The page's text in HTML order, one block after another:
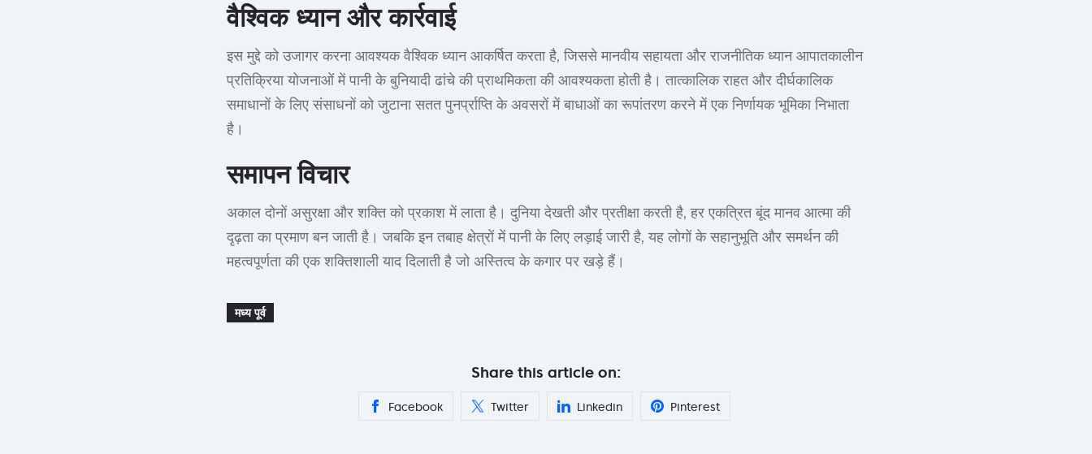
वैश्विक ध्यान और कार्रवाई
इस मुद्दे को उजागर करना आवश्यक वैश्विक ध्यान आकर्षित करता है, जिससे मानवीय सहायता और राजनीतिक ध्यान आपातकालीन
प्रतिक्रिया योजनाओं में पानी के बुनियादी ढांचे की प्राथमिकता की आवश्यकता होती है। तात्कालिक राहत और दीर्घकालिक
समाधानों के लिए संसाधनों को जुटाना सतत पुनर्प्राप्ति के अवसरों में बाधाओं का रूपांतरण करने में एक निर्णायक भूमिका निभाता
है।
समापन विचार
अकाल दोनों असुरक्षा और शक्ति को प्रकाश में लाता है। दुनिया देखती और प्रतीक्षा करती है, हर एकत्रित बूंद मानव आत्मा की
दृढ़ता का प्रमाण बन जाती है। जबकि इन तबाह क्षेत्रों में पानी के लिए लड़ाई जारी है, यह लोगों के सहानुभूति और समर्थन की
महत्वपूर्णता की एक शक्तिशाली याद दिलाती है जो अस्तित्व के कगार पर खड़े हैं।
मध्य पूर्व
Share this article on:
Facebook Twitter Linkedin Pinterest